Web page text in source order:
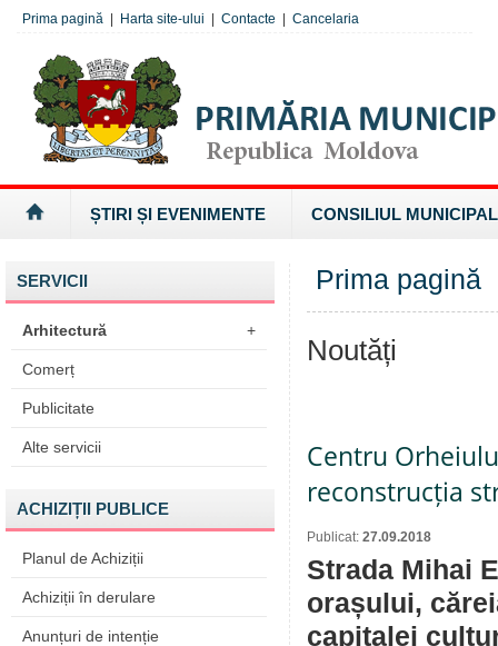
Prima pagină Harta site-ului Contacte Cancelaria
ȘTIRI ȘI EVENIMENTE CONSILIUL MUNICIPAL
SERVICII
Arhitectură +
Comerț
Publicitate
Alte servicii
ACHIZIȚII PUBLICE
Planul de Achiziții
Achiziții în derulare
Anunțuri de intenție
Prima pagină
Noutăți
Centru
reconstrucția
Publicat: 27.09.2018
Strada Mihai
orașului,
capitalei